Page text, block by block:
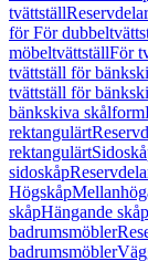
tvättställ
för För
möbeltvättställFör
tvättställ för
tvättställ för
bänkskiva skålform
rektangulärt
rektangulärt
sidoskåp
Högskåp
skåpHängande skåp
badrumsmöbler
badrumsmöbler